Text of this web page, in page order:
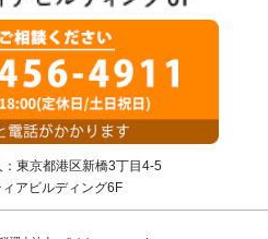
：東京都港区新橋3丁目4-5
アビルディング6F